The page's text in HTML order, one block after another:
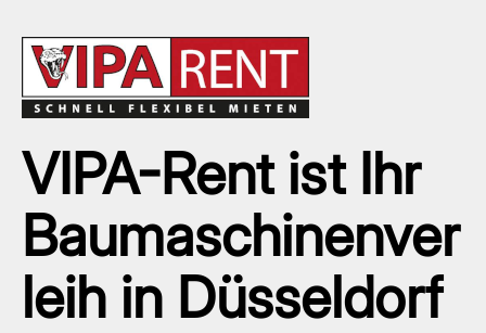
VIPA-Rent ist Ihr
Baumaschinenver
leih in Düsseldorf